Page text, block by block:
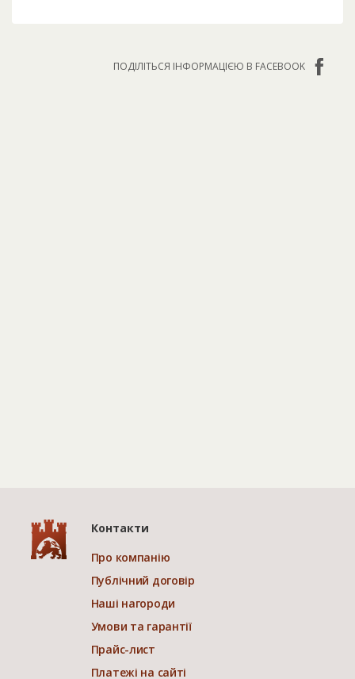
ПОДІЛІТЬСЯ ІНФОРМАЦІЄЮ В FACEBOOK
Контакти
Про компанію
Публічний договір
Наші нагороди
Умови та гарантії
Прайс-лист
Платежі на сайті